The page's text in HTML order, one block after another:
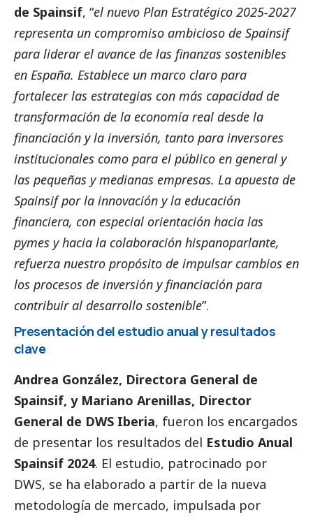
de Spainsif, “el nuevo Plan Estratégico 2025-2027
representa un compromiso ambicioso de Spainsif
para liderar el avance de las finanzas sostenibles
en España. Establece un marco claro para
fortalecer las estrategias con más capacidad de
transformación de la economía real desde la
financiación y la inversión, tanto para inversores
institucionales como para el público en general y
las pequeñas y medianas empresas. La apuesta de
Spainsif por la innovación y la educación
financiera, con especial orientación hacia las
pymes y hacia la colaboración hispanoparlante,
refuerza nuestro propósito de impulsar cambios en
los procesos de inversión y financiación para
contribuir al desarrollo sostenible”.
Presentación del estudio anual y resultados
clave
Andrea González, Directora General de
Spainsif, y Mariano Arenillas, Director
General de DWS Iberia, fueron los encargados
de presentar los resultados del Estudio Anual
Spainsif 2024. El estudio, patrocinado por
DWS, se ha elaborado a partir de la nueva
metodología de mercado, impulsada por